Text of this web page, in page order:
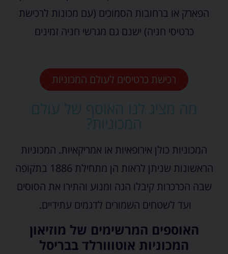
הפארק או ברחובות הסמוכים (עם מכונות לרכישת
כרטיסי חניה) ישנם גם מגרשי חניה זמינים
רכישת כרטיסים לעולם המכוניות
מה מציג לנו האוסף של עולם
המכוניות?
המכוניות כולן אירופאיות או אמריקאיות. המכוניות
הראשונות שניתן לראות הן מתחילת 1886 בתקופה
שבה הכרכרות קיבלו הגה ומנוע והתירו את הסוסים
ועד לשטחים השמורים לדגמים עתידיים.
האוספים המרשימים של מוזיאון
המכוניות אוטווורלד בבריסל